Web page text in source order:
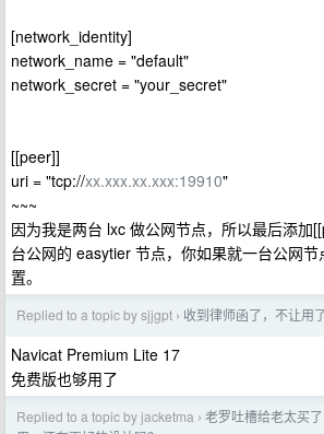
[network_identity]
network_name = "default"
network_secret = "your_secret"
[[peer]]
uri = "tcp://xx.xxx.xx.xxx:19910"
~~~
因为我是两台 lxc 做公网节点，所以最后添加
台公网的 easytier 节点，你如果就一台公网
置。
Replied to a topic by sjjgpt › 收到律师函了，不让用
Navicat Premium Lite 17
免费版也够用了
Replied to a topic by jacketma › 老罗吐槽给老太买